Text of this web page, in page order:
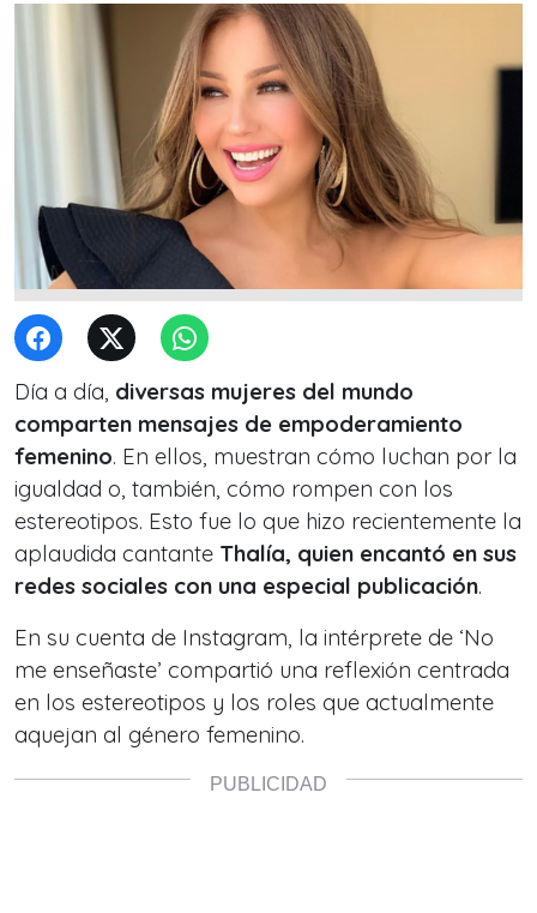
Día a día, diversas mujeres del mundo
comparten mensajes de empoderamiento
femenino. En ellos, muestran cómo luchan por la
igualdad o, también, cómo rompen con los
estereotipos. Esto fue lo que hizo recientemente la
aplaudida cantante Thalía, quien encantó en sus
redes sociales con una especial publicación.
En su cuenta de Instagram, la intérprete de ‘No
me enseñaste’ compartió una reflexión centrada
en los estereotipos y los roles que actualmente
aquejan al género femenino.